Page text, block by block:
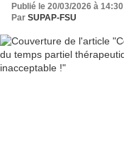
Publié le 20/03/2026 à 14:30
Par SUPAP-FSU